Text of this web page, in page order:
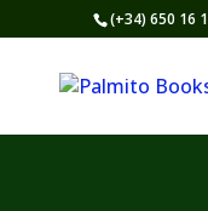
(+34) 650 16
Reproductor